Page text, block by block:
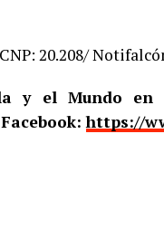
20.208/
y el Mundo en
https://